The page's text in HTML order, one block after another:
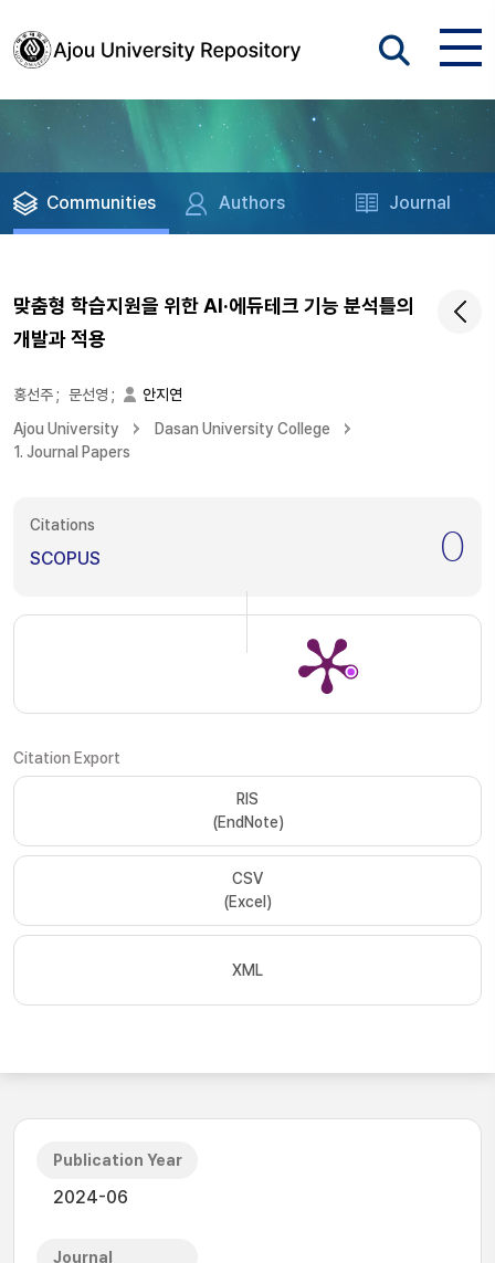
Communities Authors Journal
맞춤형 학습지원을 위한 AI·에듀테크 기능 분석틀의
개발과 적용
홍선주; 문선영 ;
안지연
Ajou University
Dasan University College
1. Journal Papers
Citations
SCOPUS 0
Citation Export
RIS
(EndNote)
CSV
(Excel)
XML
Publication Year
2024-06
Journal